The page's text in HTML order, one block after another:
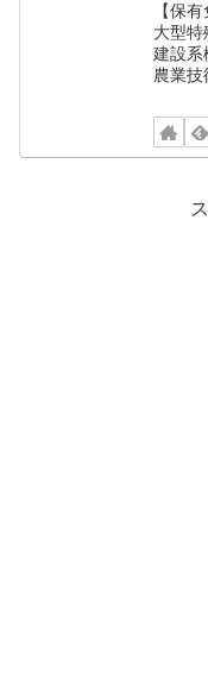
【保
大型特
建設系
農業技